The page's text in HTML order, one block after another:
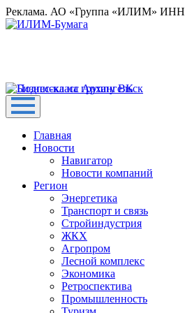
Реклама. АО «Группа «ИЛИМ» ИНН
Главная
Новости
Навигатор
Новости компаний
Регион
Энергетика
Транспорт и связь
Стройиндустрия
ЖКХ
Агропром
Лесной комплекс
Экономика
Ретроспектива
Промышленность